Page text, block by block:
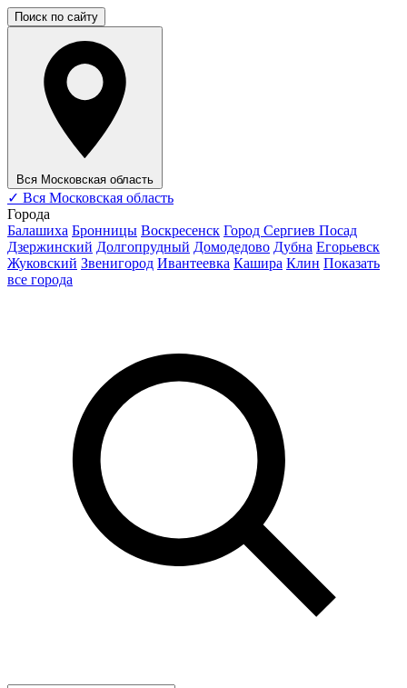
Поиск по сайту
Вся Московская область
✓ Вся Московская область
Города
Балашиха Бронницы Воскресенск Город Сергиев Посад
Дзержинский Долгопрудный Домодедово Дубна Егорьевск
Жуковский Звенигород Ивантеевка Кашира Клин Показать
все города